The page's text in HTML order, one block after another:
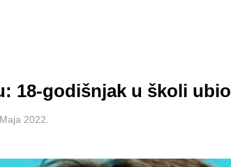
18-godišnjak u školi
2022.